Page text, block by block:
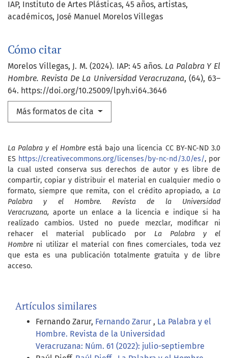
IAP Instituto de Artes Plásticas 45 años artistas
académicos José Manuel Morelos Villegas
Cómo citar
Morelos Villegas, J. M. (2024). IAP: 45 años. La Palabra Y El
Hombre. Revista De La Universidad Veracruzana, (64), 63–
64. https://doi.org/10.25009/lpyh.vi64.3646
Más formatos de cita
La Palabra y el Hombreestá bajo una licencia CC BY-NC-ND 3.0
ES https://creativecommons.org/licenses/by-nc-nd/3.0/es/, por
la cual usted conserva sus derechos de autor y es libre de
compartir, copiar y distribuir el material en cualquier medio o
formato, siempre que remita, con el crédito apropiado, a La
Palabra y el Hombre. Revista de la Universidad
Veracruzana, aporte un enlace a la licencia e indique si ha
realizado cambios. Usted no puede mezclar, modificar ni
rehacer el material publicado por La Palabra y el
Hombre ni utilizar el material con fines comerciales, toda vez
que esta es una publicación totalmente gratuita y de libre
acceso.
Artículos similares
Fernando Zarur, Fernando Zarur , La Palabra y el
Hombre. Revista de la Universidad
Veracruzana: Núm. 61 (2022): julio-septiembre